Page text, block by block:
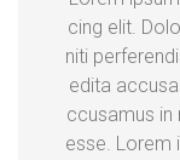
cing elit.
niti
edita
ccusamus in
esse. Lorem